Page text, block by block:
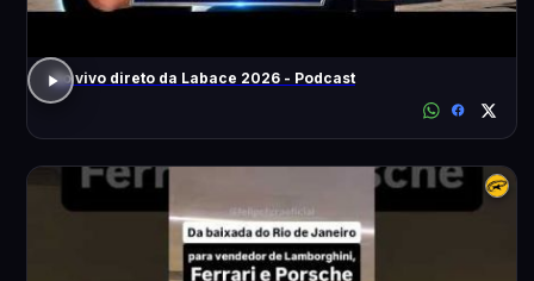
Ao vivo direto da Labace 2026 - Podcast